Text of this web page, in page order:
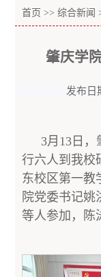
首页 >>综合新闻
肇庆学
发布日
3月13日
行六人到我校
东校区第一教
院党委书记姚
等人参加，陈